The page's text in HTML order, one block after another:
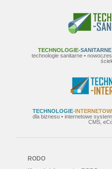
TECHNOLOGIE-SANITARNE
technologie sanitarne •
TECHNOLOGIE-
dla biznesu • internetowe
CMS,
RODO